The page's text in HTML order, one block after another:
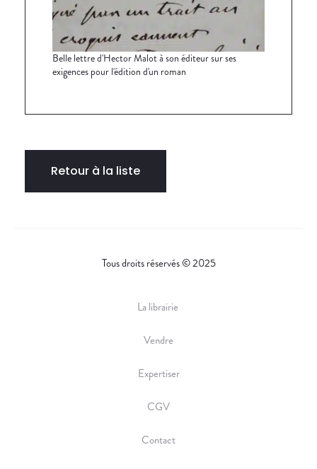
Belle lettre d'Hector Malot à son éditeur sur ses
exigences pour l'édition d'un roman
Retour à la liste
Tous droits réservés © 2025
La librairie
Vendre
Expertiser
CGV
Contact